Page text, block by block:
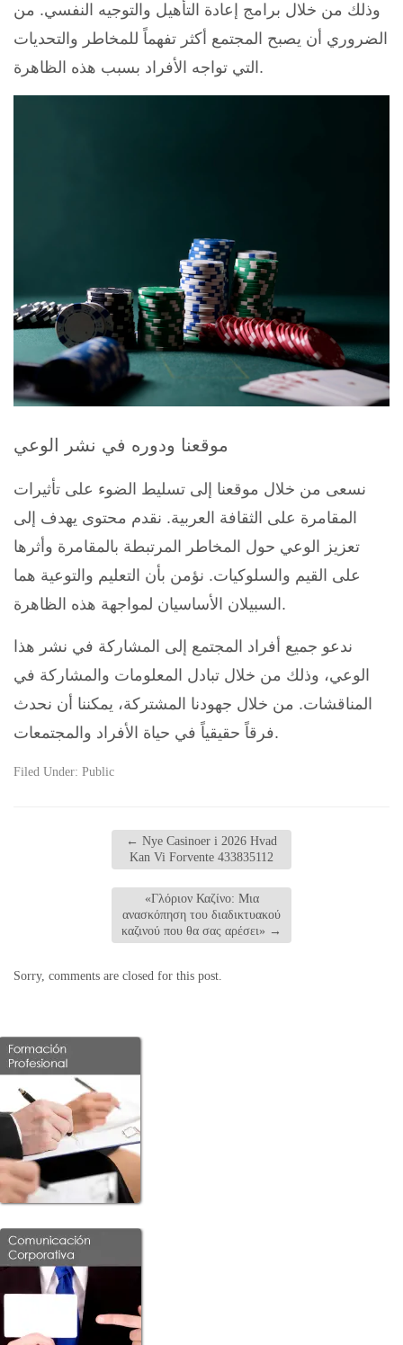
وذلك من خلال برامج إعادة التأهيل والتوجيه النفسي. من
الضروري أن يصبح المجتمع أكثر تفهماً للمخاطر والتحديات
التي تواجه الأفراد بسبب هذه الظاهرة.
موقعنا ودوره في نشر الوعي
نسعى من خلال موقعنا إلى تسليط الضوء على تأثيرات
المقامرة على الثقافة العربية. نقدم محتوى يهدف إلى
تعزيز الوعي حول المخاطر المرتبطة بالمقامرة وأثرها
على القيم والسلوكيات. نؤمن بأن التعليم والتوعية هما
السبيلان الأساسيان لمواجهة هذه الظاهرة.
ندعو جميع أفراد المجتمع إلى المشاركة في نشر هذا
الوعي، وذلك من خلال تبادل المعلومات والمشاركة في
المناقشات. من خلال جهودنا المشتركة، يمكننا أن نحدث
فرقاً حقيقياً في حياة الأفراد والمجتمعات.
Filed Under: Public
← Nye Casinoer i 2026 Hvad
Kan Vi Forvente 433835112
«Γλόριον Καζίνο: Μια
ανασκόπηση του διαδικτυακού
καζινού που θα σας αρέσει» →
Sorry, comments are closed for this post.